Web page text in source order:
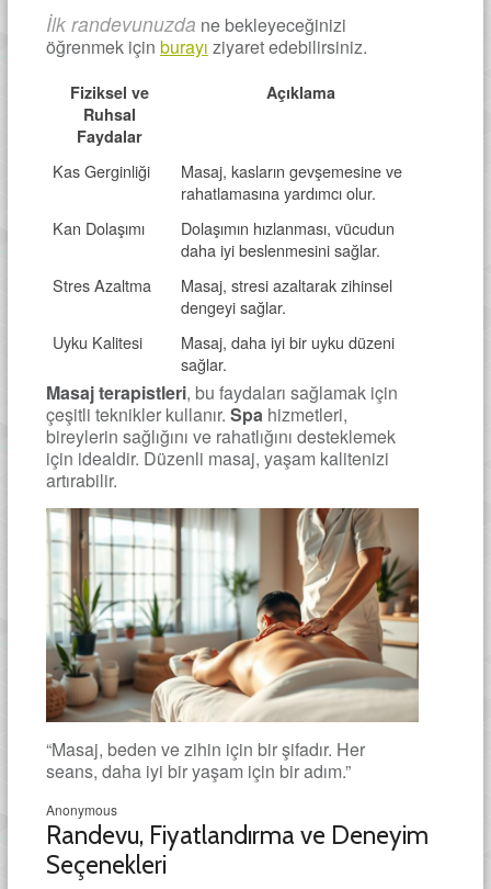
İlk randevunuzda ne bekleyeceğinizi
öğrenmek için burayı ziyaret edebilirsiniz.
Fiziksel ve
Ruhsal
Faydalar
Açıklama
Kas Gerginliği
Masaj, kasların gevşemesine ve
rahatlamasına yardımcı olur.
Kan Dolaşımı
Dolaşımın hızlanması, vücudun
daha iyi beslenmesini sağlar.
Stres Azaltma
Masaj, stresi azaltarak zihinsel
dengeyi sağlar.
Uyku Kalitesi
Masaj, daha iyi bir uyku düzeni
sağlar.
Masaj terapistleri, bu faydaları sağlamak için
çeşitli teknikler kullanır. Spahizmetleri,
bireylerin sağlığını ve rahatlığını desteklemek
için idealdir. Düzenli masaj, yaşam kalitenizi
artırabilir.
“Masaj, beden ve zihin için bir şifadır. Her
seans, daha iyi bir yaşam için bir adım.”
Anonymous
Randevu, Fiyatlandırma ve Deneyim
Seçenekleri